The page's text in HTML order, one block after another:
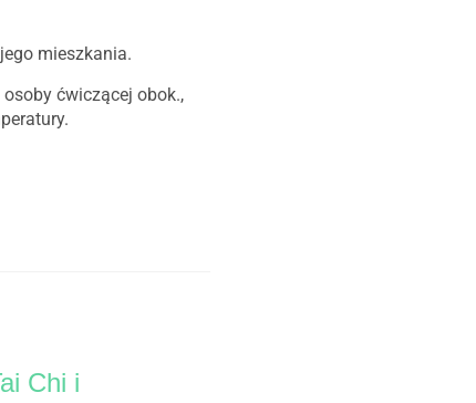
mieszkania.
ćwiczącej obok.,
Chi i